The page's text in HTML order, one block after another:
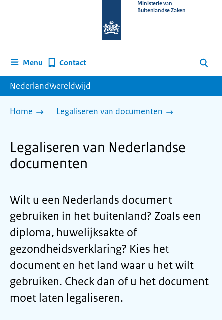
homepage
Ministerie van
Buitenlandse Zaken
Menu Contact Zoeken
NederlandWereldwijd
Home Legaliseren van documenten
Legaliseren van Nederlandse
documenten
Wilt u een Nederlands document
gebruiken in het buitenland? Zoals een
diploma, huwelijksakte of
gezondheidsverklaring? Kies het
document en het land waar u het wilt
gebruiken. Check dan of u het document
moet laten legaliseren.